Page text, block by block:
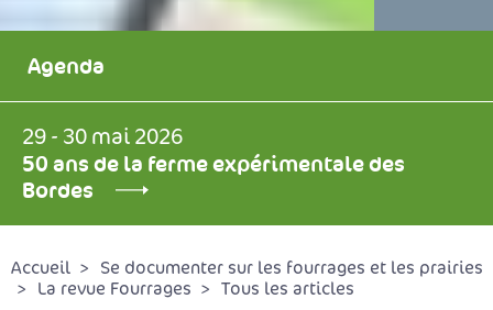
Agenda
29 - 30 mai 2026
50 ans de la ferme expérimentale des
Bordes
Accueil
Se documenter sur les fourrages et les prairies
La revue Fourrages
Tous les articles